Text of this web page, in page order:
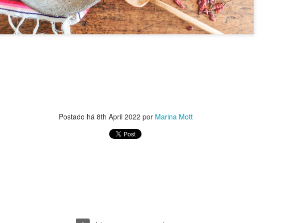
Postado há 8th April 2022 por Marina Mott